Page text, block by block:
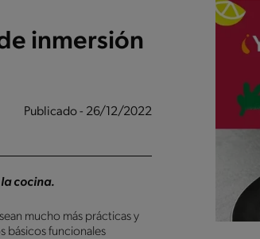
inmersión
Publicado - 26/12/2022
cocina.
mucho más prácticas y
básicos funcionales